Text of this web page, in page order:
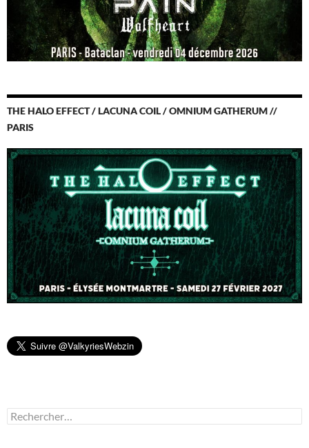
THE HALO EFFECT / LACUNA COIL / OMNIUM GATHERUM //
PARIS
Rechercher :